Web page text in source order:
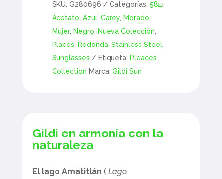
SKU:G280696 Categorías:58□,
Acetato,Azul,Carey, Morado,
Mujer, Negro, Nueva Colección,
Places, Redonda,Stainless Steel,
Sunglasses
Etiqueta: Pleaces
Collection Marca:Gildi Sun
Gildi en armonía con la
naturaleza
El lago Amatitlán ( Lago